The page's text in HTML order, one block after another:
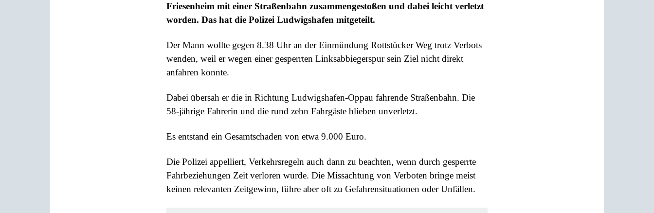
Friesenheim mit einer Straßenbahn zusammengestoßen und dabei leicht verletzt
worden. Das hat die Polizei Ludwigshafen mitgeteilt.
Der Mann wollte gegen 8.38 Uhr an der Einmündung Rottstücker Weg trotz Verbots
wenden, weil er wegen einer gesperrten Linksabbiegerspur sein Ziel nicht direkt
anfahren konnte.
Dabei übersah er die in Richtung Ludwigshafen-Oppau fahrende Straßenbahn. Die
58-jährige Fahrerin und die rund zehn Fahrgäste blieben unverletzt.
Es entstand ein Gesamtschaden von etwa 9.000 Euro.
Die Polizei appelliert, Verkehrsregeln auch dann zu beachten, wenn durch gesperrte
Fahrbeziehungen Zeit verloren wurde. Die Missachtung von Verboten bringe meist
keinen relevanten Zeitgewinn, führe aber oft zu Gefahrensituationen oder Unfällen.